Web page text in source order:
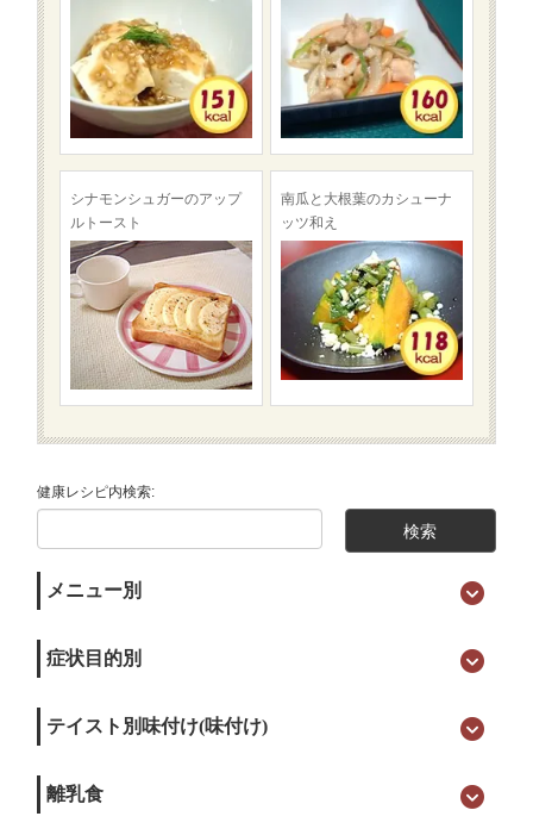
シナモンシュガーのアップ
ルトースト
南瓜と大根葉のカシューナ
ッツ和え
健康レシピ内検索:
メニュー別
症状目的別
テイスト別味付け(味付け)
離乳食